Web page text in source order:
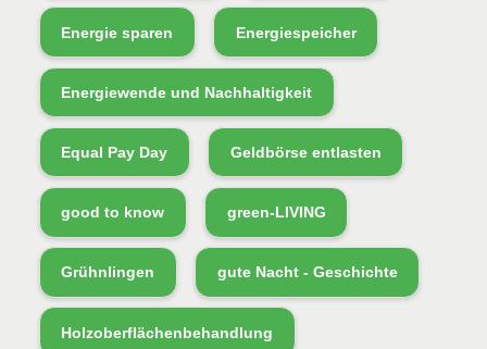
Energie sparen Energiespeicher
Energiewende und Nachhaltigkeit
Equal Pay Day Geldbörse entlasten
good to know green-LIVING
Grühnlingen gute Nacht - Geschichte
Holzoberflächenbehandlung